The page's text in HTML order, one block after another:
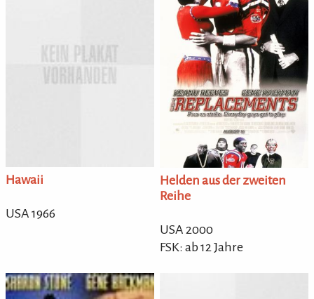
Hawaii
USA 1966
Helden aus der zweiten
Reihe
USA 2000
FSK: ab 12 Jahre